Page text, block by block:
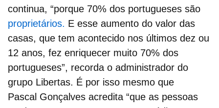
continua, “porque 70% dos portugueses são
proprietários. E esse aumento do valor das
casas, que tem acontecido nos últimos dez ou
12 anos, fez enriquecer muito 70% dos
portugueses”, recorda o administrador do
grupo Libertas. É por isso mesmo que
Pascal Gonçalves acredita “que as pessoas